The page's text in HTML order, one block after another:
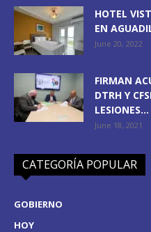
HOTEL
EN
June 20, 2022
FIRMAN
DTRH Y
LESIONES...
June 18, 2021
CATEGORÍA POPULAR
GOBIERNO
HOY